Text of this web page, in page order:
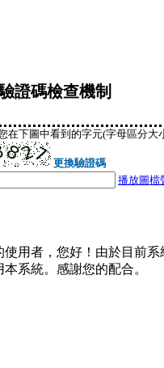
證碼檢查機制
在下圖中看到的字元(字母區分大
更換驗證碼
播放圖檔
使用者，您好！由於目前
本系統。感謝您的配合。